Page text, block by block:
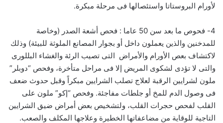
لأورام البروستاتا واستئصالها فى مرحلة مبكرة.
4- فحوص ما بعد سن 50 عاما : فحص أشعة الصدر (وخاصة
للمدخنين والذين يعملون داخل أو بجوار المصانع الملوثة للبيئة) وذلك
لاكتشاف بعص الأورام والأمراض التى تصيب الرئة والغشاء البللورى
والتى لا تؤدى لشكوى المريض إلا فى مراحل متأخرة، وفحص “دوبلر”
ملون لشرايين الرقبة لعلاج تصلب الشرايين مبكراً وقبل حدوث ضعف
فى وصول الدم للمخ أو جلطات مفاجئة. وفحص “إكو” ملون على
القلب لفحص حجرات القلب، ولتشخيص بعض أمراض ضيق الشرايين
التاجية للوقاية من مضاعفاتها الخطيرة وعلاجها المكلف والصعب.